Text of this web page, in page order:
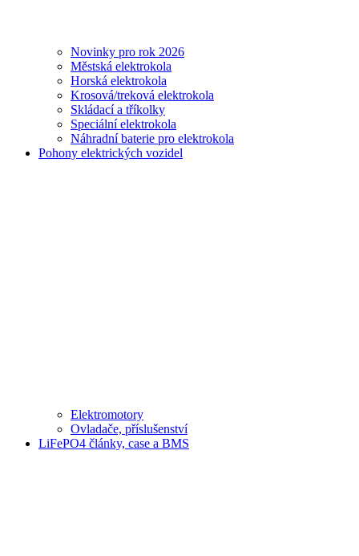
Novinky pro rok 2026
Městská elektrokola
Horská elektrokola
Krosová/treková elektrokola
Skládací a tříkolky
Speciální elektrokola
Náhradní baterie pro elektrokola
Pohony elektrických vozidel
Elektromotory
Ovladače, příslušenství
LiFePO4 články, case a BMS